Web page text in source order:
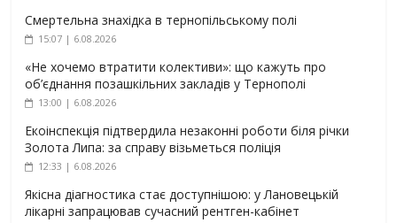
Смертельна знахідка в тернопільському полі
15:07 | 6.08.2026
«Не хочемо втратити колективи»: що кажуть про
об’єднання позашкільних закладів у Тернополі
13:00 | 6.08.2026
Екоінспекція підтвердила незаконні роботи біля річки
Золота Липа: за справу візьметься поліція
12:33 | 6.08.2026
Якісна діагностика стає доступнішою: у Лановецькій
лікарні запрацював сучасний рентген-кабінет